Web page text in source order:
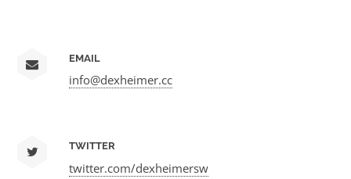
EMAIL
info@dexheimer.cc
TWITTER
twitter.com/dexheimersw